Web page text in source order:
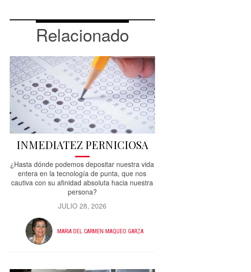
Relacionado
INMEDIATEZ PERNICIOSA
¿Hasta dónde podemos depositar nuestra vida
entera en la tecnología de punta, que nos
cautiva con su afinidad absoluta hacia nuestra
persona?
JULIO 28, 2026
MARIA DEL CARMEN MAQUEO GARZA